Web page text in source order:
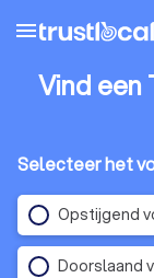
menu
Vind een
Selecteer het
Opstijgend
Doorslaand